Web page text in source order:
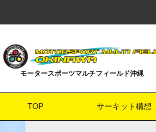
モータースポーツマルチフィールド沖縄
TOP サーキット構想